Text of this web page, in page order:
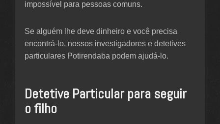
impossível para pessoas comuns.
Se alguém lhe deve dinheiro e você precisa
encontrá-lo, nossos investigadores e detetives
particulares Potirendaba podem ajudá-lo.
Detetive Particular para seguir
o filho